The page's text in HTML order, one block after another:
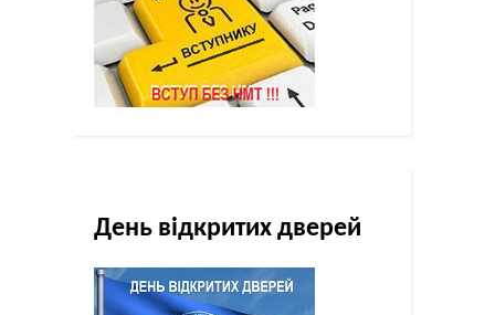
День відкритих дверей